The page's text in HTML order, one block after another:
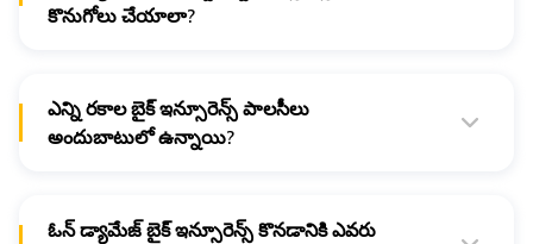
కొనుగోలు చేయాలా?
ఎన్ని రకాల బైక్ ఇన్సూరెన్స్ పాలసీలు
అందుబాటులో ఉన్నాయి?
ఓన్ డ్యామేజ్ బైక్ ఇన్సూరెన్స్ కొనడానికి ఎవరు